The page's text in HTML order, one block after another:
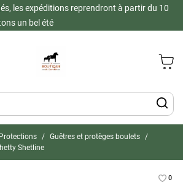
les expéditions reprendront à partir du 10
un bel été
Protections
Guêtres et protèges boulets
Shetline
0